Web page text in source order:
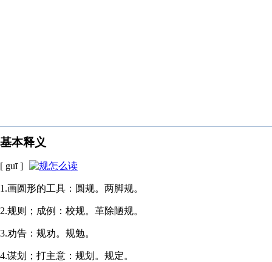
基本释义
[ guī ]
1.画圆形的工具：圆规。两脚规。
2.规则；成例：校规。革除陋规。
3.劝告：规劝。规勉。
4.谋划；打主意：规划。规定。